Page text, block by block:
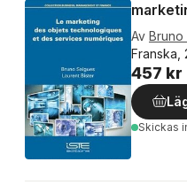
Av Bruno
Franska,
457 kr
Skickas